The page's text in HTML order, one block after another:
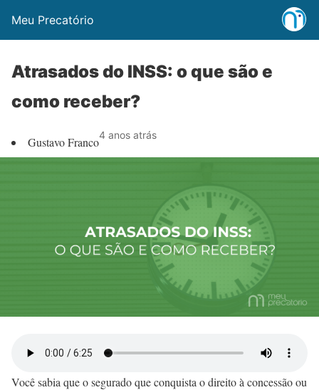
Meu Precatório
Atrasados do INSS: o que são e
como receber?
Gustavo Franco4 anos atrás
Você sabia que o segurado que conquista o direito à concessão ou